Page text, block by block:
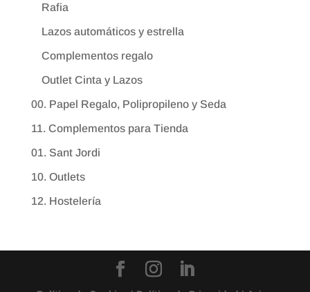
Rafia
Lazos automáticos y estrella
Complementos regalo
Outlet Cinta y Lazos
00. Papel Regalo, Polipropileno y Seda
11. Complementos para Tienda
01. Sant Jordi
10. Outlets
12. Hostelería